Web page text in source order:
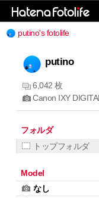
putino's fotolife
putino
6,042 枚
Canon IXY
フォルダ
トップフォルダ
Model
なし